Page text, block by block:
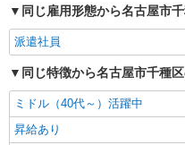
同じ雇用形態から名古屋市
派遣社員
同じ特徴から名古屋市千種
ミドル（40代～）活躍中
昇給あり